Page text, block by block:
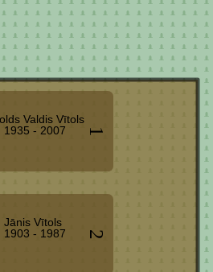
1
2
Valdis Vītols
1935 - 2007
Jānis Vītols
1903 - 1987